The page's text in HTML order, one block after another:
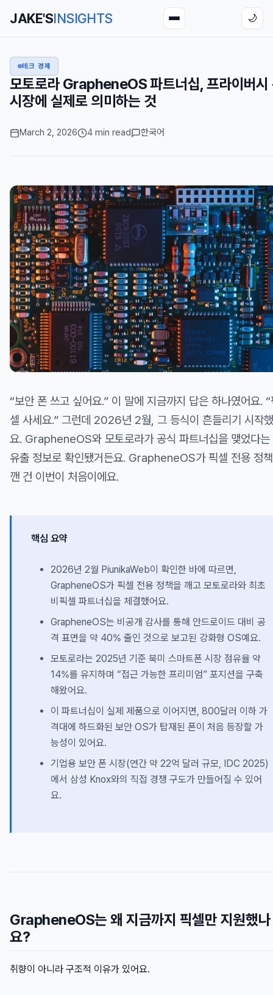
JAKE'SINSIGHTS 🌙
테크 경제
모토로라 GrapheneOS 파트너십, 프라이버시
시장에 실제로 의미하는 것
March 2, 2026 4 min read 한국어
“보안 폰 쓰고 싶어요.” 이 말에 지금까지 답은 하나였어요. “
셀 사세요.” 그런데 2026년 2월, 그 등식이 흔들리기 시작
요. GrapheneOS와 모토로라가 공식 파트너십을 맺었다는
유출 정보로 확인됐거든요. GrapheneOS가 픽셀 전용 정
깬 건 이번이 처음이에요.
핵심 요약
2026년 2월 PiunikaWeb이 확인한 바에 따르면,
GrapheneOS가 픽셀 전용 정책을 깨고 모토로라와 최초
비픽셀 파트너십을 체결했어요.
GrapheneOS는 비공개 감사를 통해 안드로이드 대비 공
격 표면을 약 40% 줄인 것으로 보고된 강화형 OS예요.
모토로라는 2025년 기준 북미 스마트폰 시장 점유율 약
14%를 유지하며 “접근 가능한 프리미엄” 포지션을 구축
해왔어요.
이 파트너십이 실제 제품으로 이어지면, 800달러 이하 가
격대에 하드화된 보안 OS가 탑재된 폰이 처음 등장할 가
능성이 있어요.
기업용 보안 폰 시장(연간 약 22억 달러 규모, IDC 2025)
에서 삼성 Knox와의 직접 경쟁 구도가 만들어질 수 있어
요.
GrapheneOS는 왜 지금까지 픽셀만 지원했나
요?
취향이 아니라 구조적 이유가 있어요.